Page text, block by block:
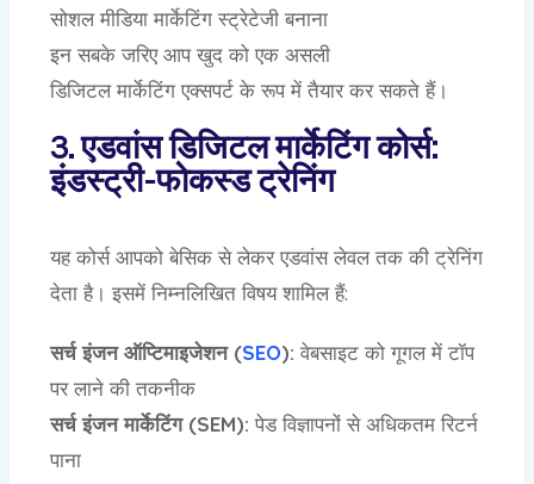
सोशल मीडिया मार्केटिंग स्ट्रेटेजी बनाना
इन सबके जरिए आप खुद को एक असली
डिजिटल मार्केटिंग एक्सपर्ट के रूप में तैयार कर सकते हैं।
3. एडवांस डिजिटल मार्केटिंग कोर्स:
इंडस्ट्री-फोकस्ड ट्रेनिंग
यह कोर्स आपको बेसिक से लेकर एडवांस लेवल तक की ट्रेनिंग
देता है। इसमें निम्नलिखित विषय शामिल हैं:
सर्च इंजन ऑप्टिमाइजेशन (SEO): वेबसाइट को गूगल में टॉप
पर लाने की तकनीक
सर्च इंजन मार्केटिंग (SEM): पेड विज्ञापनों से अधिकतम रिटर्न
पाना